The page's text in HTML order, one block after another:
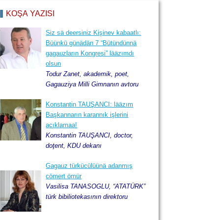
2013, Kirez ay, 29
KÖŞÄ YAZISI
Siz sä deersiniz Kişinev kabaatlı:
Büünkü günädän 7 “Bütündünnä
gagauzların Kongresi” lääzımdı
olsun
Todur Zanet, akademik, poet,
Gagauziya Milli Gimnanın avtoru
Konstantin TAUŞANCI: lääzım
Başkannarın karannık işlerini
açıklamaa!
Konstantin TAUŞANCI, doctor,
doţent, KDU dekanı
Gagauz türkücülüünä adanmış
cömert ömür
Vasilisa TANASOGLU, “ATATÜRK”
türk bibiliotekasının direktoru